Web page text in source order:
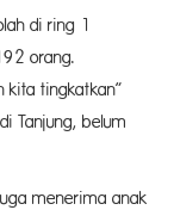
di ring 1
orang.
kita tingkatkan”
Tanjung, belum
menerima anak